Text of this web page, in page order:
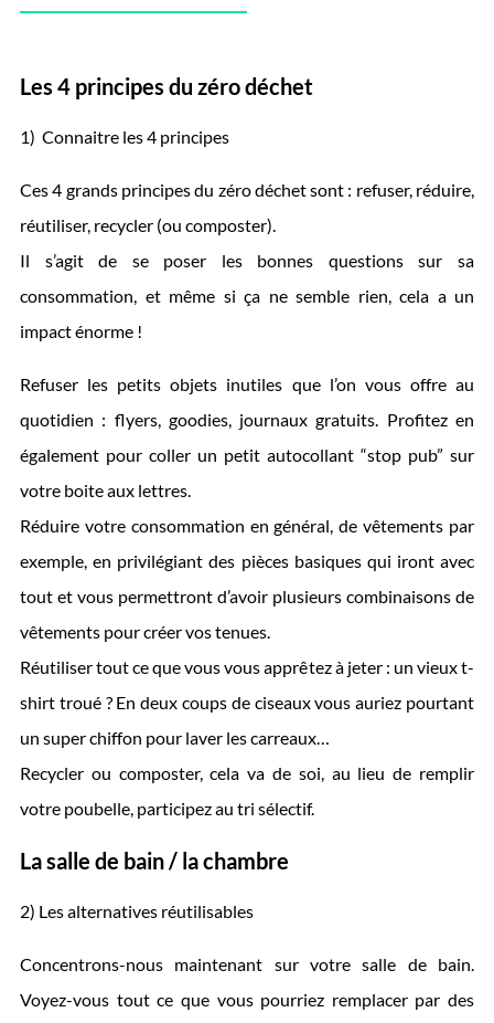
Les 4 principes du zéro déchet
1) Connaitre les 4 principes
Ces 4 grands principes du zéro déchet sont : refuser, réduire,
réutiliser, recycler (ou composter).
Il s’agit de se poser les bonnes questions sur sa
consommation, et même si ça ne semble rien, cela a un
impact énorme !
Refuser les petits objets inutiles que l’on vous offre au
quotidien : flyers, goodies, journaux gratuits. Profitez en
également pour coller un petit autocollant “stop pub” sur
votre boite aux lettres.
Réduire votre consommation en général, de vêtements par
exemple, en privilégiant des pièces basiques qui iront avec
tout et vous permettront d’avoir plusieurs combinaisons de
vêtements pour créer vos tenues.
Réutiliser tout ce que vous vous apprêtez à jeter : un vieux t-
shirt troué ? En deux coups de ciseaux vous auriez pourtant
un super chiffon pour laver les carreaux…
Recycler ou composter, cela va de soi, au lieu de remplir
votre poubelle, participez au tri sélectif.
La salle de bain / la chambre
2) Les alternatives réutilisables
Concentrons-nous maintenant sur votre salle de bain.
Voyez-vous tout ce que vous pourriez remplacer par des